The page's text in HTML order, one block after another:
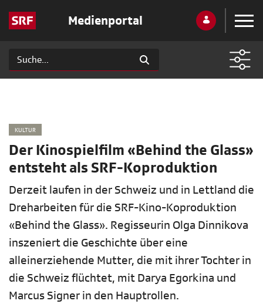
Medienportal
KULTUR
Der Kinospielfilm «Behind the Glass»
entsteht als SRF-Koproduktion
Derzeit laufen in der Schweiz und in Lettland die
Dreharbeiten für die SRF-Kino-Koproduktion
«Behind the Glass». Regisseurin Olga Dinnikova
inszeniert die Geschichte über eine
alleinerziehende Mutter, die mit ihrer Tochter in
die Schweiz flüchtet, mit Darya Egorkina und
Marcus Signer in den Hauptrollen.